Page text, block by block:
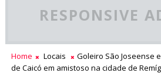
RESPONSIVE
Home Locais
Goleiro São Joseense
de Caicó em amistoso na cidade de